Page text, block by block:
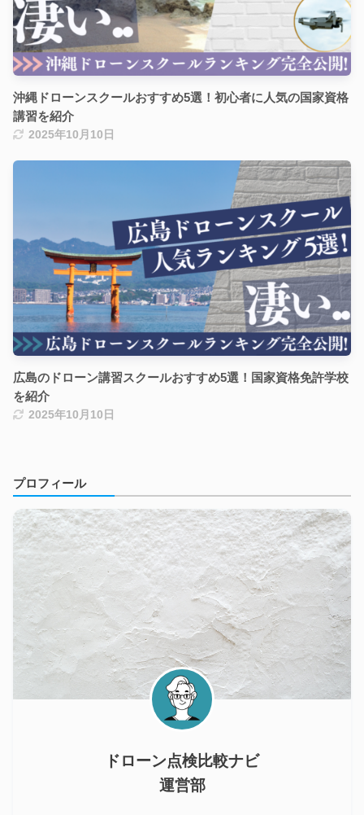
沖縄ドローンスクールおすすめ5選！初心者に人気の国家資格
講習を紹介
2025年10月10日
広島のドローン講習スクールおすすめ5選！国家資格免許学校
を紹介
2025年10月10日
プロフィール
ドローン点検比較ナビ
運営部